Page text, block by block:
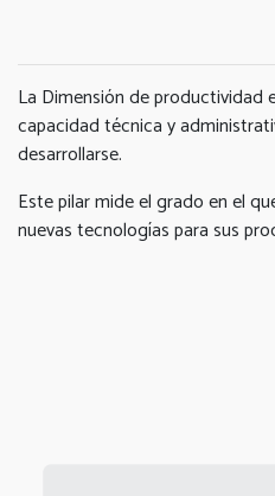
La Dimensión de productividad
capacidad técnica y
desarrollarse.
Este pilar mide el grado en el
nuevas tecnologías para sus